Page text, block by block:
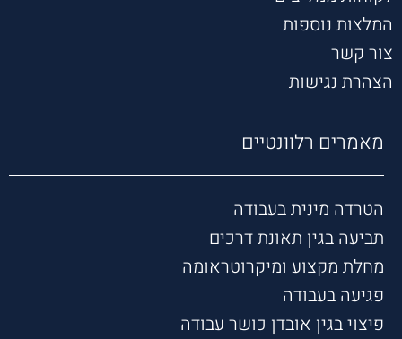
המלצות נוספות
צור קשר
הצהרת נגישות
מאמרים רלוונטיים
הטרדה מינית בעבודה
תביעה בגין תאונת דרכים
מחלת מקצוע ומיקרוטראומה
פגיעה בעבודה
פיצוי בגין אובדן כושר עבודה